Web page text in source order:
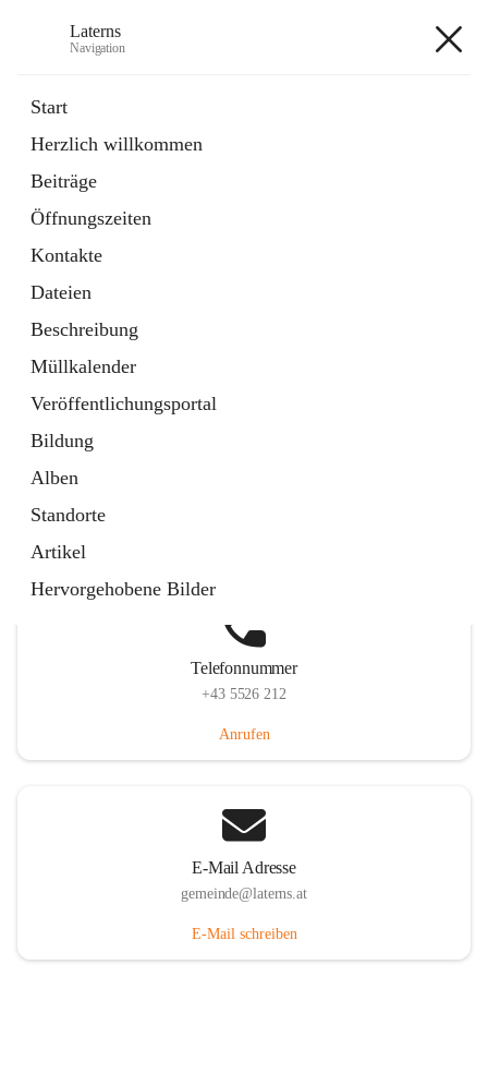
Laterns
Navigation
Start
Herzlich willkommen
Beiträge
Öffnungszeiten
Kontakte
Dateien
Beschreibung
Müllkalender
Veröffentlichungsportal
Bildung
Alben
Standorte
Artikel
Hervorgehobene Bilder
11 Schnellzugriffe
Soziales
1 Schnellzugriff
Telefonnummer
+43 5526 212
Anrufen
E-Mail Adresse
gemeinde@laterns.at
E-Mail schreiben